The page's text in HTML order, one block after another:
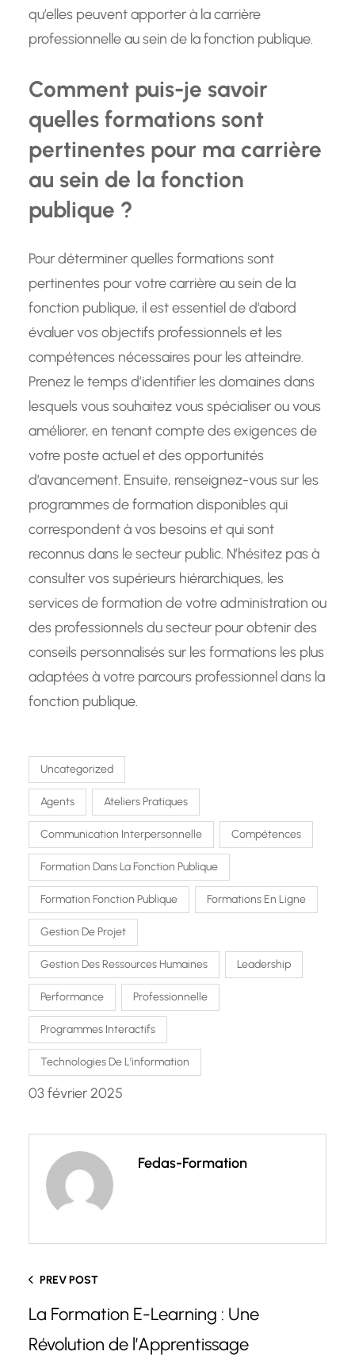
qu’elles peuvent apporter à la carrière
professionnelle au sein de la fonction publique.
Comment puis-je savoir
quelles formations sont
pertinentes pour ma carrière
au sein de la fonction
publique ?
Pour déterminer quelles formations sont
pertinentes pour votre carrière au sein de la
fonction publique, il est essentiel de d’abord
évaluer vos objectifs professionnels et les
compétences nécessaires pour les atteindre.
Prenez le temps d’identifier les domaines dans
lesquels vous souhaitez vous spécialiser ou vous
améliorer, en tenant compte des exigences de
votre poste actuel et des opportunités
d’avancement. Ensuite, renseignez-vous sur les
programmes de formation disponibles qui
correspondent à vos besoins et qui sont
reconnus dans le secteur public. N’hésitez pas à
consulter vos supérieurs hiérarchiques, les
services de formation de votre administration ou
des professionnels du secteur pour obtenir des
conseils personnalisés sur les formations les plus
adaptées à votre parcours professionnel dans la
fonction publique.
Uncategorized
Agents Ateliers Pratiques
Communication Interpersonnelle Compétences
Formation Dans La Fonction Publique
Formation Fonction Publique Formations En Ligne
Gestion De Projet
Gestion Des Ressources Humaines Leadership
Performance Professionnelle
Programmes Interactifs
Technologies De L’information
03 février 2025
Fedas-Formation
PREV POST
La Formation E-Learning : Une
Révolution de l’Apprentissage